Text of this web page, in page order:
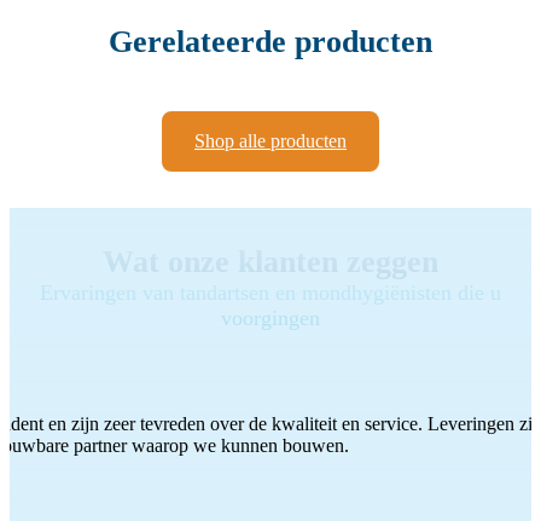
Gerelateerde producten
Shop alle producten
Ervaringen van tandartsen en mondhygiënisten die u
voorgingen
en zijn zeer tevreden over de kwaliteit en service. Leveringen
partner waarop we kunnen bouwen.